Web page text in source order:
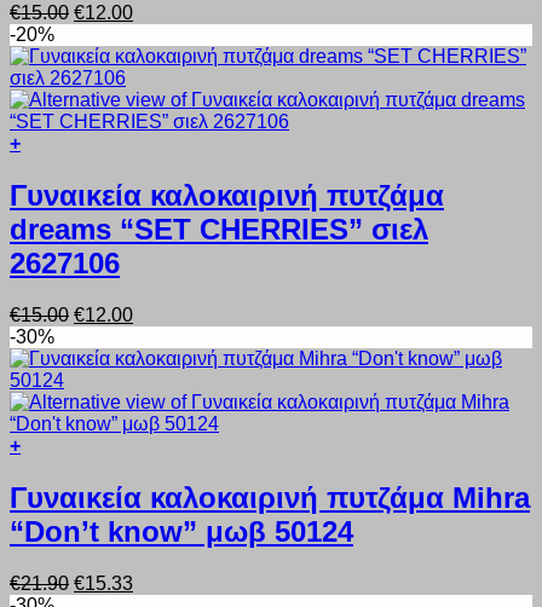
επιλογές
μπορούν
να
επιλεγούν
στη
σελίδα
του
€15.00 Original
was:
€15.00.
€12.00Η
τιμή
€12.00.
-20%
+
το
προϊόν
έχει
πολλαπλές
παραλλαγές.
επιλογές
μπορούν
να
επιλεγούν
στη
σελίδα
του
Γυναικεία καλοκαιρινή πυτζάμα
dreams “SET CHERRIES” σιελ
2627106
€15.00 Original
was:
€12.00Η
τιμή
€12.00.
-30%
+
το
προϊόν
έχει
πολλαπλές
παραλλαγές.
Οι
Γυναικεία καλοκαιρινή πυτζάμα Mihra
“Don’t know” μωβ 50124
€21.90 Original
€15.33Η